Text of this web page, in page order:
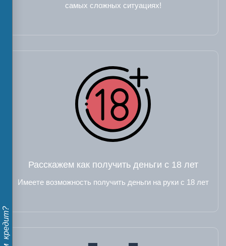
самых сложных ситуациях!
Расскажем как получить деньги с 18 лет
Имеете возможность получить деньги на руки с 18 лет